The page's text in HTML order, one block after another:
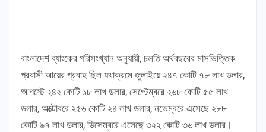
বাংলাদেশ ব্যাংকের পরিসংখ্যান অনুযায়ী, চলতি অর্থবছরের মাসভিত্তিক
প্রবাসী আয়ের প্রবাহ ছিল যথাক্রমে জুলাইয়ে ২৪৭ কোটি ৭৮ লাখ ডলার,
আগস্টে ২৪২ কোটি ১৮ লাখ ডলার, সেপ্টেম্বরে ২৬৮ কোটি ৫৫ লাখ
ডলার, অক্টোবরে ২৫৬ কোটি ২৪ লাখ ডলার, নভেম্বরে এসেছে ২৮৮
কোটি ৯৭ লাখ ডলার, ডিসেম্বরে এসেছে ৩২২ কোটি ৩৬ লাখ ডলার।